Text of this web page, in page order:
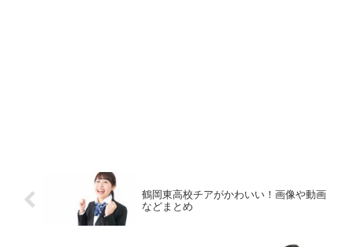
鶴岡東高校チアがかわいい！画像や動画
などまとめ